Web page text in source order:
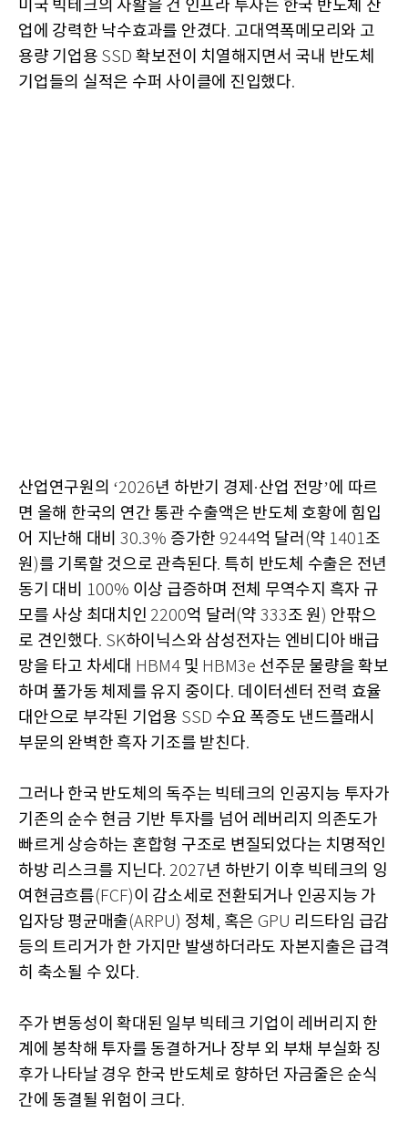
미국 빅테크의 사활을 건 인프라 투자는 한국 반도체 산
업에 강력한 낙수효과를 안겼다. 고대역폭메모리와 고
용량 기업용 SSD확보전이 치열해지면서 국내 반도체
기업들의 실적은 수퍼 사이클에 진입했다.
산업연구원의 ‘2026년 하반기 경제 ·산업 전망’에 따르
면 올해 한국의 연간 통관 수출액은 반도체 호황에 힘입
어 지난해 대비 30.3% 증가한 9244억 달러 (약 1401조
원 )를 기록할 것으로 관측된다. 특히 반도체 수출은 전년
동기 대비
100% 이상 급증하며 전체 무역수지 흑자 규
모를 사상 최대치인 2200억 달러 (약 333조 원 ) 안팎으
로 견인했다. SK하이닉스와 삼성전자는 엔비디아 배급
망을 타고 차세대 HBM4 및 HBM3e 선주문 물량을 확보
하며 풀가동 체제를 유지 중이다. 데이터센터 전력 효율
대안으로 부각된 기업용 SSD 수요 폭증도 낸드플래시
부문의 완벽한 흑자 기조를 받친다.
그러나 한국 반도체의 독주는 빅테크의 인공지능 투자가
기존의 순수 현금 기반 투자를 넘어 레버리지 의존도가
빠르게 상승하는 혼합형 구조로 변질되었다는 치명적인
하방 리스크를 지닌다. 2027년 하반기 이후 빅테크의 잉
여현금흐름(FCF)이 감소세로 전환되거나 인공지능 가
입자당 평균매출(ARPU) 정체 , 혹은 GPU 리드타임 급감
등의 트리거가 한 가지만 발생하더라도 자본지출은 급격
히 축소될 수 있다.
주가 변동성이 확대된 일부 빅테크 기업이 레버리지 한
계에 봉착해 투자를 동결하거나 장부 외 부채 부실화 징
후가 나타날 경우 한국 반도체로 향하던 자금줄은 순식
간에 동결될 위험이 크다.